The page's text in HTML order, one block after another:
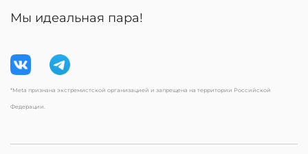
Мы идеальная пара!
*Meta признана экстремистской организацией и запрещена на территории Российской
Федерации.